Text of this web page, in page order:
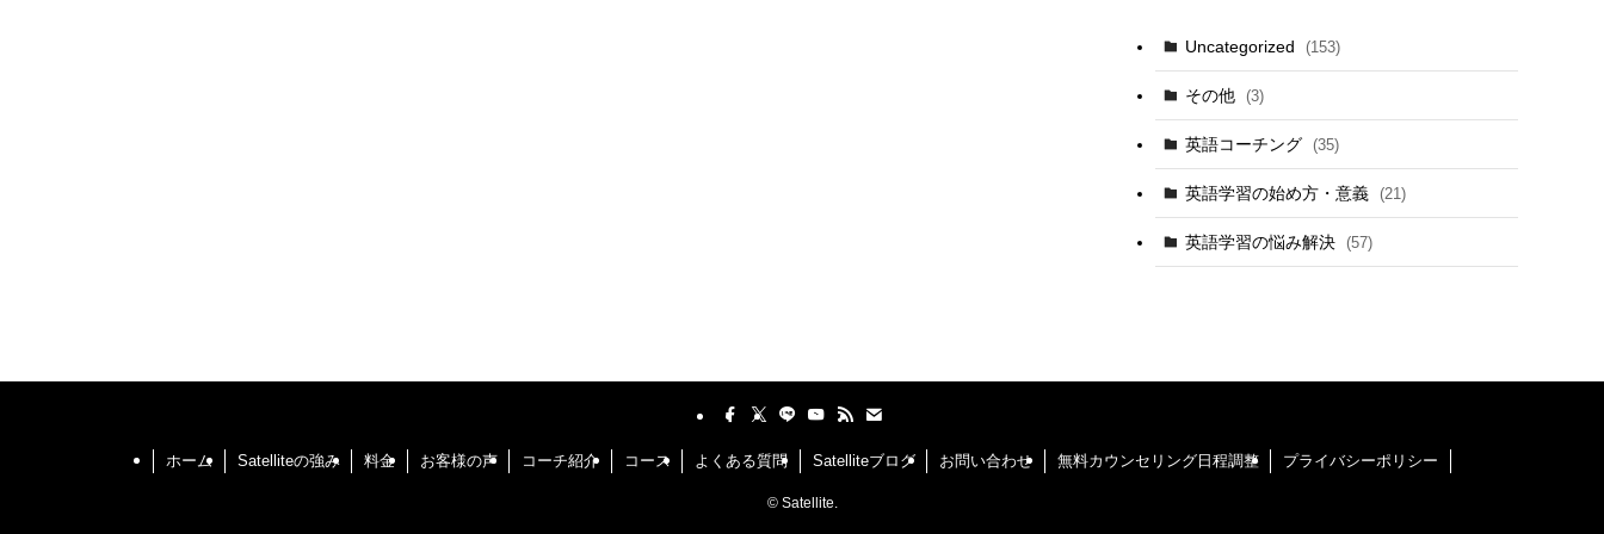
Uncategorized (153)
その他 (3)
英語コーチング (35)
英語学習の始め方・意義 (21)
英語学習の悩み解決 (57)
ホーム Satelliteの強み 料金 お客様の声 コーチ紹介 コース よくある質問 Satelliteブログ お問い合わせ 無料カウンセリング日程調整 プライバシーポリシー
©Satellite.